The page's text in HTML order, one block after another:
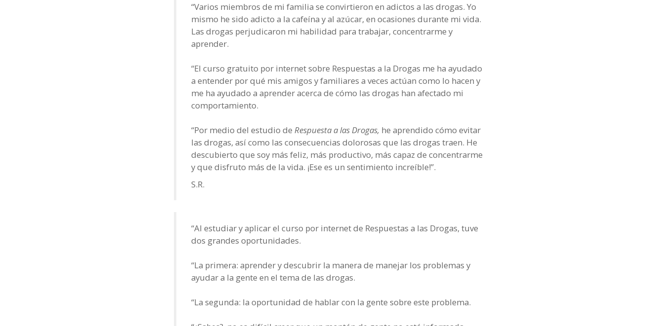
“Varios miembros de mi familia se convirtieron en adictos a las drogas. Yo
mismo he sido adicto a la cafeína y al azúcar, en ocasiones durante mi vida.
Las drogas perjudicaron mi habilidad para trabajar, concentrarme y
aprender.
“El curso gratuito por internet sobre Respuestas a la Drogas me ha ayudado
a entender por qué mis amigos y familiares a veces actúan como lo hacen y
me ha ayudado a aprender acerca de cómo las drogas han afectado mi
comportamiento.
“Por medio del estudio de Respuesta a las Drogas, he aprendido cómo evitar
las drogas, así como las consecuencias dolorosas que las drogas traen. He
descubierto que soy más feliz, más productivo, más capaz de concentrarme
y que disfruto más de la vida. ¡Ese es un sentimiento increíble!”.
S.R.
“Al estudiar y aplicar el curso por internet de Respuestas a las Drogas, tuve
dos grandes oportunidades.
“La primera: aprender y descubrir la manera de manejar los problemas y
ayudar a la gente en el tema de las drogas.
“La segunda: la oportunidad de hablar con la gente sobre este problema.